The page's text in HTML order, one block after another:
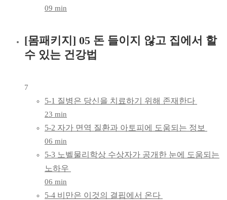
09 min
[몸패키지] 05 돈 들이지 않고 집에서 할
수 있는 건강법
7
5-1 질병은 당신을 치료하기 위해 존재한다
23 min
5-2 자가 면역 질환과 아토피에 도움되는 정보
06 min
5-3 노벨물리학상 수상자가 공개한 눈에 도움되는
노하우
06 min
5-4 비만은 이것의 결핍에서 온다